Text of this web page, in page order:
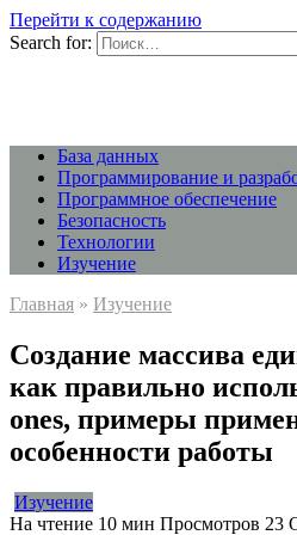
Перейти к содержанию
Search for:
База данных
Программирование и
Программное обеспечение
Безопасность
Технологии
Изучение
Главная » Изучение
Создание массива
как правильно
ones, примеры
особенности работы
Изучение
На чтение 10 мин Просмотров 23